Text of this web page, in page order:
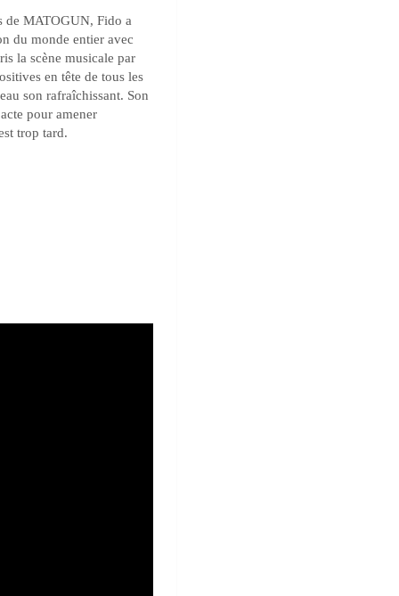
de MATOGUN, Fido a
du monde entier avec
la scène musicale par
en tête de tous les
son rafraîchissant. Son
pour amener
trop tard.